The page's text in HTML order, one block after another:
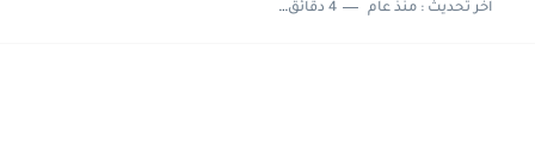
اخر تحديث :منذ عام 4 دقائق للقراءة